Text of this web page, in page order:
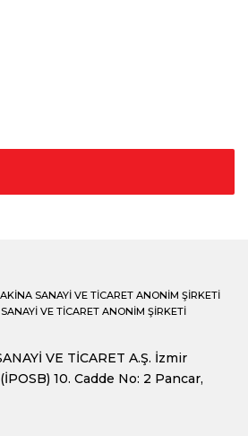
SANAYİ VE TİCARET ANONİM ŞİRKETİ
VE TİCARET ANONİM ŞİRKETİ
VE TİCARET A.Ş. İzmir
10. Cadde No: 2 Pancar,